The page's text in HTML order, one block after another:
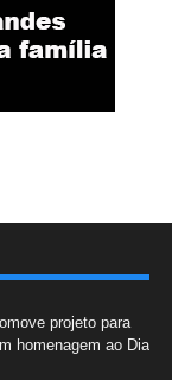
projeto para
homenagem ao Dia